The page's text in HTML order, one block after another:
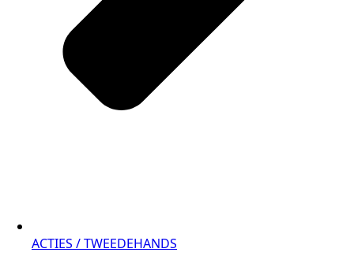
ACTIES / TWEEDEHANDS